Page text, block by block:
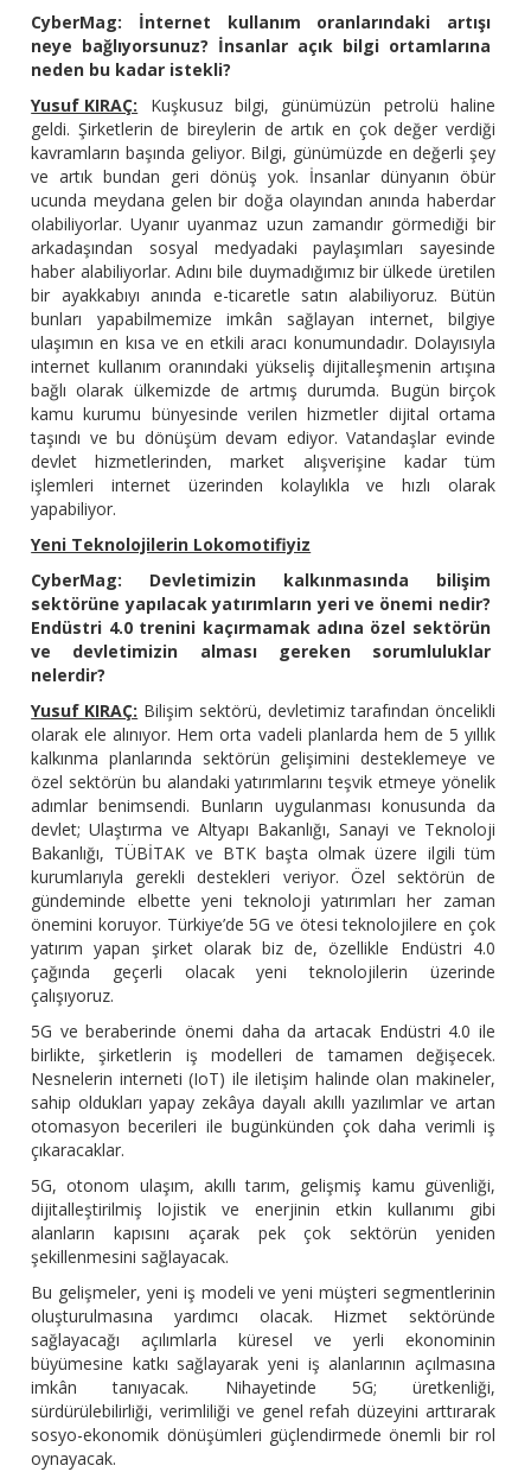
CyberMag: İnternet kullanım oranlarındaki artışı
neye bağlıyorsunuz? İnsanlar açık bilgi ortamlarına
neden bu kadar istekli?
Yusuf KIRAÇ: Kuşkusuz bilgi, günümüzün petrolü haline
geldi. Şirketlerin de bireylerin de artık en çok değer verdiği
kavramların başında geliyor. Bilgi, günümüzde en değerli şey
ve artık bundan geri dönüş yok. İnsanlar dünyanın öbür
ucunda meydana gelen bir doğa olayından anında haberdar
olabiliyorlar. Uyanır uyanmaz uzun zamandır görmediği bir
arkadaşından sosyal medyadaki paylaşımları sayesinde
haber alabiliyorlar. Adını bile duymadığımız bir ülkede üretilen
bir ayakkabıyı anında e-ticaretle satın alabiliyoruz. Bütün
bunları yapabilmemize imkân sağlayan internet, bilgiye
ulaşımın en kısa ve en etkili aracı konumundadır. Dolayısıyla
internet kullanım oranındaki yükseliş dijitalleşmenin artışına
bağlı olarak ülkemizde de artmış durumda. Bugün birçok
kamu kurumu bünyesinde verilen hizmetler dijital ortama
taşındı ve bu dönüşüm devam ediyor. Vatandaşlar evinde
devlet hizmetlerinden, market alışverişine kadar tüm
işlemleri internet üzerinden kolaylıkla ve hızlı olarak
yapabiliyor.
Yeni Teknolojilerin Lokomotifiyiz
CyberMag: Devletimizin kalkınmasında bilişim
sektörüne yapılacak yatırımların yeri ve önemi nedir?
Endüstri 4.0 trenini kaçırmamak adına özel sektörün
ve devletimizin alması gereken sorumluluklar
nelerdir?
Yusuf KIRAÇ: Bilişim sektörü, devletimiz tarafından öncelikli
olarak ele alınıyor. Hem orta vadeli planlarda hem de 5 yıllık
kalkınma planlarında sektörün gelişimini desteklemeye ve
özel sektörün bu alandaki yatırımlarını teşvik etmeye yönelik
adımlar benimsendi. Bunların uygulanması konusunda da
devlet; Ulaştırma ve Altyapı Bakanlığı, Sanayi ve Teknoloji
Bakanlığı, TÜBİTAK ve BTK başta olmak üzere ilgili tüm
kurumlarıyla gerekli destekleri veriyor. Özel sektörün de
gündeminde elbette yeni teknoloji yatırımları her zaman
önemini koruyor. Türkiye’de 5G ve ötesi teknolojilere en çok
yatırım yapan şirket olarak biz de, özellikle Endüstri 4.0
çağında geçerli olacak yeni teknolojilerin üzerinde
çalışıyoruz.
5G ve beraberinde önemi daha da artacak Endüstri 4.0 ile
birlikte, şirketlerin iş modelleri de tamamen değişecek.
Nesnelerin interneti (IoT) ile iletişim halinde olan makineler,
sahip oldukları yapay zekâya dayalı akıllı yazılımlar ve artan
otomasyon becerileri ile bugünkünden çok daha verimli iş
çıkaracaklar.
5G, otonom ulaşım, akıllı tarım, gelişmiş kamu güvenliği,
dijitalleştirilmiş lojistik ve enerjinin etkin kullanımı gibi
alanların kapısını açarak pek çok sektörün yeniden
şekillenmesini sağlayacak.
Bu gelişmeler, yeni iş modeli ve yeni müşteri segmentlerinin
oluşturulmasına yardımcı olacak. Hizmet sektöründe
sağlayacağı açılımlarla küresel ve yerli ekonominin
büyümesine katkı sağlayarak yeni iş alanlarının açılmasına
imkân tanıyacak. Nihayetinde 5G; üretkenliği,
sürdürülebilirliği, verimliliği ve genel refah düzeyini arttırarak
sosyo-ekonomik dönüşümleri güçlendirmede önemli bir rol
oynayacak.